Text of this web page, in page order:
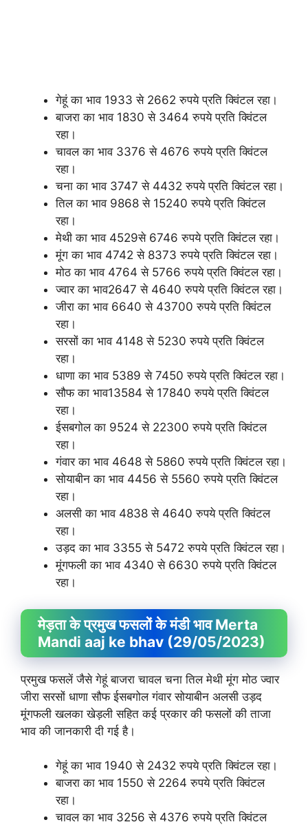
गेहूं का भाव 1933 से 2662 रुपये प्रति क्विंटल रहा।
बाजरा का भाव 1830 से 3464 रुपये प्रति क्विंटल
रहा।
चावल का भाव 3376 से 4676 रुपये प्रति क्विंटल
रहा।
चना का भाव 3747 से 4432 रुपये प्रति क्विंटल रहा।
तिल का भाव 9868 से 15240 रुपये प्रति क्विंटल
रहा।
मेथी का भाव 4529से 6746 रुपये प्रति क्विंटल रहा।
मूंग का भाव 4742 से 8373 रुपये प्रति क्विंटल रहा।
मोठ का भाव 4764 से 5766 रुपये प्रति क्विंटल रहा।
ज्वार का भाव2647 से 4640 रुपये प्रति क्विंटल रहा।
जीरा का भाव 6640 से 43700 रुपये प्रति क्विंटल
रहा।
सरसों का भाव 4148 से 5230 रुपये प्रति क्विंटल
रहा।
धाणा का भाव 5389 से 7450 रुपये प्रति क्विंटल रहा।
सौफ का भाव13584 से 17840 रुपये प्रति क्विंटल
रहा।
ईसबगोल का 9524 से 22300 रुपये प्रति क्विंटल
रहा।
गंवार का भाव 4648 से 5860 रुपये प्रति क्विंटल रहा।
सोयाबीन का भाव 4456 से 5560 रुपये प्रति क्विंटल
रहा।
अलसी का भाव 4838 से 4640 रुपये प्रति क्विंटल
रहा।
उड़द का भाव 3355 से 5472 रुपये प्रति क्विंटल रहा।
मूंगफली का भाव 4340 से 6630 रुपये प्रति क्विंटल
रहा।
मेड़ता के प्रमुख फसलों के मंडी भाव Merta
Mandi aaj ke bhav (29/05/2023)
प्रमुख फसलें जैसे गेहूं बाजरा चावल चना तिल मेथी मूंग मोठ ज्वार
जीरा सरसों धाणा सौफ ईसबगोल गंवार सोयाबीन अलसी उड़द
मूंगफली खलका खेड़ली सहित कई प्रकार की फसलों की ताजा
भाव की जानकारी दी गई है।
गेहूं का भाव 1940 से 2432 रुपये प्रति क्विंटल रहा।
बाजरा का भाव 1550 से 2264 रुपये प्रति क्विंटल
रहा।
चावल का भाव 3256 से 4376 रुपये प्रति क्विंटल